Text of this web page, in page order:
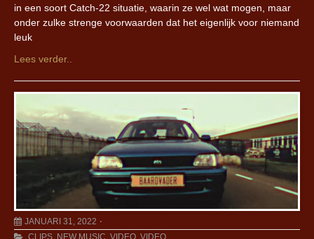
in een soort Catch-22 situatie, waarin ze wel wat mogen, maar
onder zulke strenge voorwaarden dat het eigenlijk voor niemand
leuk
Lees verder..
JANUARI 31, 2022